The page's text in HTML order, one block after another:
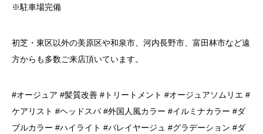
※駐車場完備
初芝・東区以外の美原区や和泉市、河内長野市、富田林市など遠
方からも多数ご来店頂いています。
#オージュア #髪質改善 #トリートメント #オージュアソムリエ #
ケアリスト #ヘッドスパ #外国人風カラー #イルミナカラー #ダ
ブルカラー #ハイライト #バレイヤージュ #グラデーション #ダ